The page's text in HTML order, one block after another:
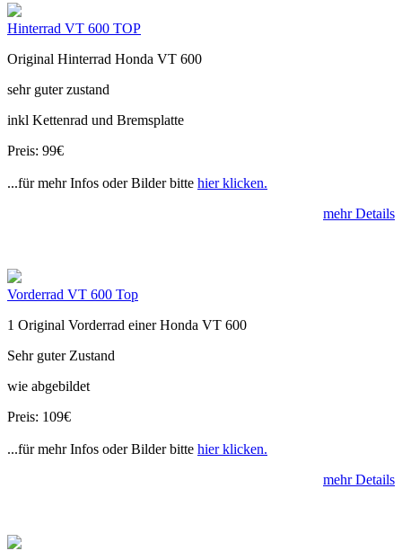
Hinterrad VT 600 TOP
Original Hinterrad Honda VT 600
sehr guter zustand
inkl Kettenrad und Bremsplatte
Preis: 99€
...für mehr Infos oder Bilder bitte hier klicken.
mehr Details
Vorderrad VT 600 Top
1 Original Vorderrad einer Honda VT 600
Sehr guter Zustand
wie abgebildet
Preis: 109€
...für mehr Infos oder Bilder bitte hier klicken.
mehr Details